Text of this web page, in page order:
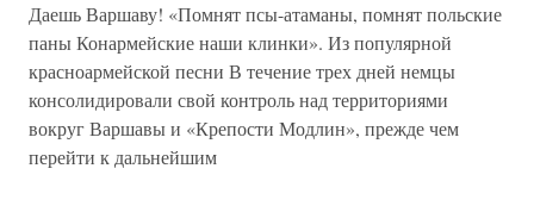
Даешь Варшаву! «Помнят псы-атаманы, помнят польские
паны Конармейские наши клинки». Из популярной
красноармейской песни В течение трех дней немцы
консолидировали свой контроль над территориями
вокруг Варшавы и «Крепости Модлин», прежде чем
перейти к дальнейшим